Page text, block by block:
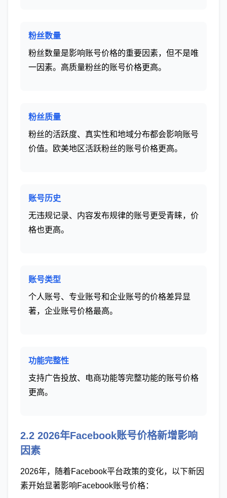
粉丝数量
粉丝数量是影响账号价格的重要因素，但不是唯
一因素。高质量粉丝的账号价格更高。
粉丝质量
粉丝的活跃度、真实性和地域分布都会影响账号
价值。欧美地区活跃粉丝的账号价格更高。
账号历史
无违规记录、内容发布规律的账号更受青睐，价
格也更高。
账号类型
个人账号、专业账号和企业账号的价格差异显
著，企业账号价格最高。
功能完整性
支持广告投放、电商功能等完整功能的账号价格
更高。
2.2 2026年Facebook账号价格新增影响
因素
2026年，随着Facebook平台政策的变化，以下新因
素开始显著影响Facebook账号价格：